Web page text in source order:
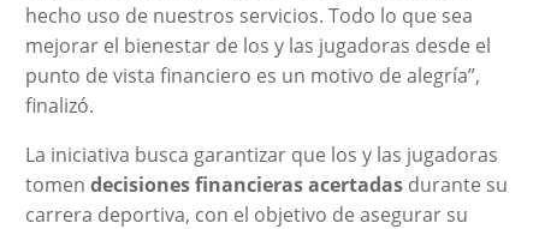
hecho uso de nuestros servicios. Todo lo que sea
mejorar el bienestar de los y las jugadoras desde el
punto de vista financiero es un motivo de alegría”,
finalizó.
La iniciativa busca garantizar que los y las jugadoras
tomen decisiones financieras acertadas durante su
carrera deportiva, con el objetivo de asegurar su